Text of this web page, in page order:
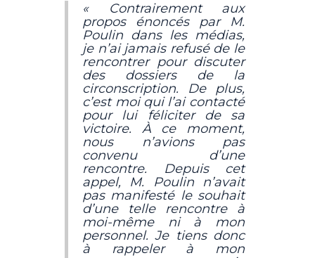
« Contrairement aux
propos énoncés par M.
Poulin dans les médias,
je n’ai jamais refusé de le
rencontrer pour discuter
des dossiers de la
circonscription. De plus,
c’est moi qui l’ai contacté
pour lui féliciter de sa
victoire. À ce moment,
nous n’avions pas
convenu d’une
rencontre. Depuis cet
appel, M. Poulin n’avait
pas manifesté le souhait
d’une telle rencontre à
moi-même ni à mon
personnel. Je tiens donc
à rappeler à mon